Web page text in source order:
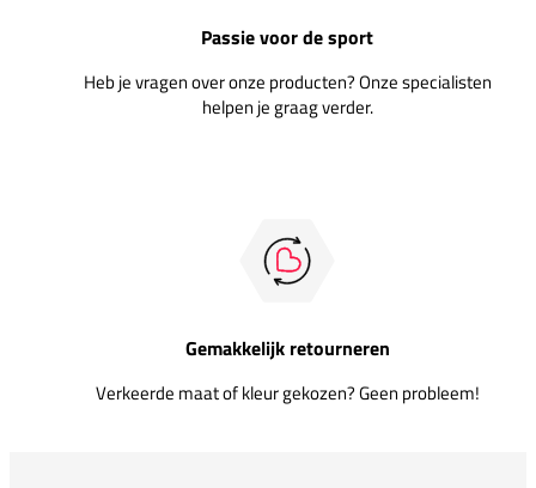
Passie voor de sport
Heb je vragen over onze producten? Onze specialisten
helpen je graag verder.
Gemakkelijk retourneren
Verkeerde maat of kleur gekozen? Geen probleem!